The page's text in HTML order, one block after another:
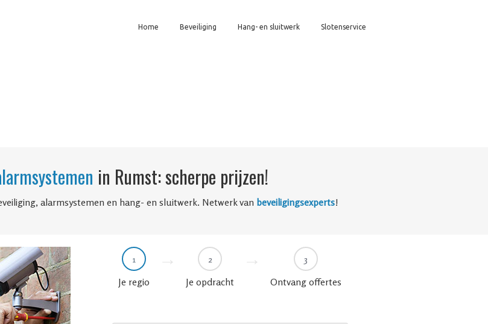
Home Beveiliging Hang- en sluitwerk Slotenservice
in Rumst: scherpe prijzen!
alarmsystemen en hang- en sluitwerk. Netwerk van beveiligingsexperts!
1
Je regio
2
Je opdracht
3
Ontvang offertes